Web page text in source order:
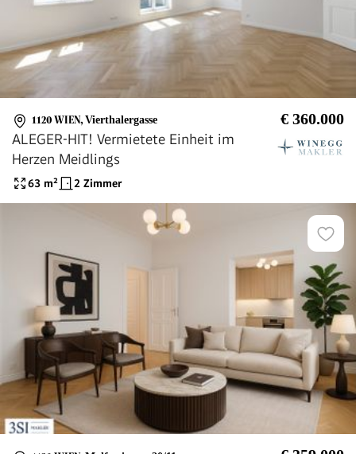
1120 WIEN, Vierthalergasse € 360.000
ALEGER-HIT! Vermietete Einheit im
Herzen Meidlings
63 m² 2 Zimmer